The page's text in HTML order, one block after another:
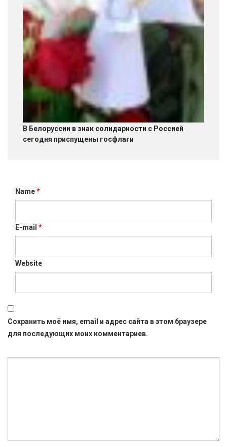
В Белоруссии в знак солидарности с Россией
сегодня приспущены госфлаги
Name*
E-mail *
Website
Сохранить моё имя, email и адрес сайта в этом браузере
для последующих моих комментариев.